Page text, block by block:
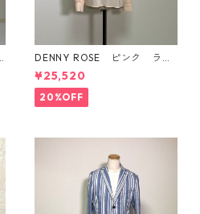
DENNY ROSE ピンク ライ
ンストーン付き ボウタイ
ブラウス
¥25,520
20%OFF